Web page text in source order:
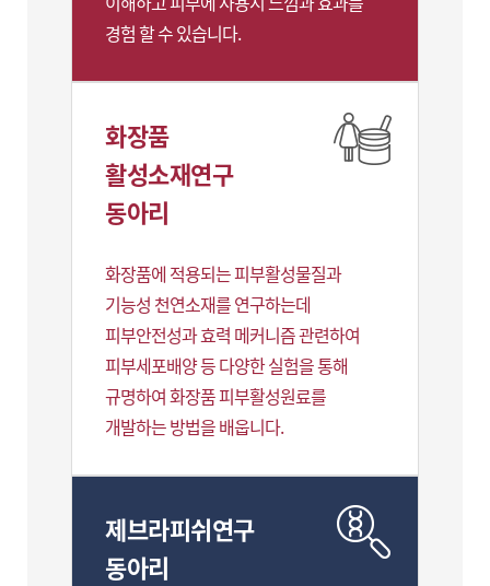
경험 할 수 있습니다.
화장품
활성소재연구
동아리
화장품에 적용되는 피부활성물질과
기능성 천연소재를 연구하는데
피부안전성과 효력 메커니즘 관련하여
피부세포배양 등 다양한 실험을 통해
규명하여 화장품 피부활성원료를
개발하는 방법을 배웁니다.
제브라피쉬연구
동아리